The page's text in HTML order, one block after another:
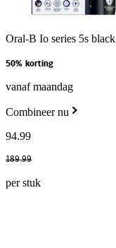
Oral-B Io series 5s black
50% korting
vanaf maandag
Combineer nu
94.99
189.99
per stuk